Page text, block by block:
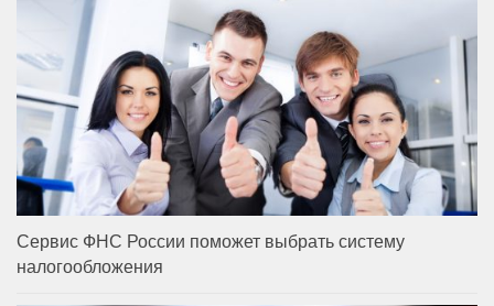
Сервис ФНС России поможет выбрать систему
налогообложения